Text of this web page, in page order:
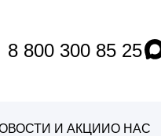
8 800 300 85 25
И АКЦИИО НАС